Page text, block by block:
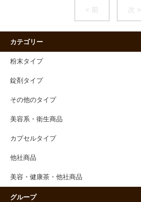
< 前 次 >
カテゴリー
粉末タイプ
錠剤タイプ
その他のタイプ
美容系・衛生商品
カプセルタイプ
他社商品
美容・健康茶・他社商品
グループ